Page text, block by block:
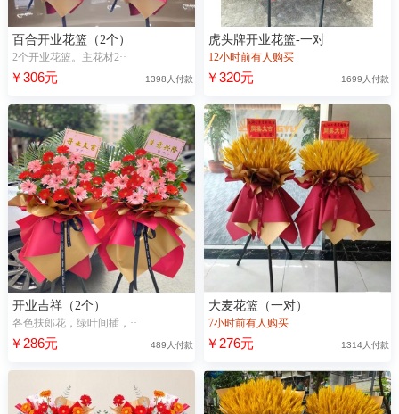
百合开业花篮（2个）
2个开业花篮。主花材2··
￥306元 1398人付款
虎头牌开业花篮-一对
12小时前有人购买
￥320元 1699人付款
开业吉祥（2个）
各色扶郎花，绿叶间插，··
￥286元 489人付款
大麦花篮（一对）
7小时前有人购买
￥276元 1314人付款